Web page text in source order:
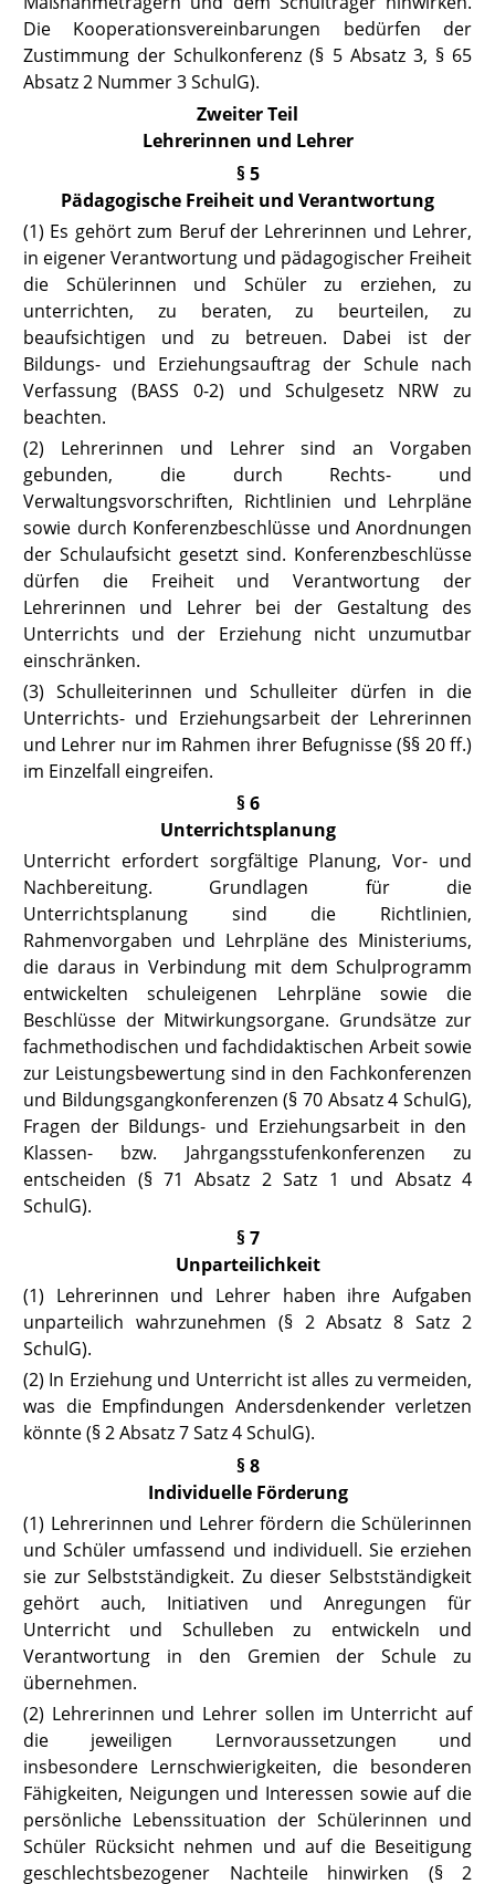
Die Kooperationsvereinbarungen bedürfen der
Zustimmung der Schulkonferenz (§ 5 Absatz 3, § 65
Absatz 2 Nummer 3 SchulG).
Zweiter Teil
Lehrerinnen und Lehrer
§ 5
Pädagogische Freiheit und Verantwortung
(1) Es gehört zum Beruf der Lehrerinnen und Lehrer,
in eigener Verantwortung und pädagogischer Freiheit
die Schülerinnen und Schüler zu erziehen, zu
unterrichten, zu beraten, zu beurteilen, zu
beaufsichtigen und zu betreuen. Dabei ist der
Bildungs- und Erziehungsauftrag der Schule nach
Verfassung (BASS 0-2) undSchulgesetz NRW zu
beachten.
(2) Lehrerinnen und Lehrer sind an Vorgaben
gebunden, die durch Rechts- und
Verwaltungsvorschriften, Richtlinien und Lehrpläne
sowie durch Konferenzbeschlüsse und Anordnungen
der Schulaufsicht gesetzt sind. Konferenzbeschlüsse
dürfen die Freiheit und Verantwortung der
Lehrerinnen und Lehrer bei der Gestaltung des
Unterrichts und der Erziehung nicht unzumutbar
einschränken.
(3) Schulleiterinnen und Schulleiter dürfen in die
Unterrichts- und Erziehungsarbeit der Lehrerinnen
und Lehrer nur im Rahmen ihrer Befugnisse (§§ 20 ff.)
im Einzelfall eingreifen.
§ 6
Unterrichtsplanung
Unterricht erfordert sorgfältige Planung, Vor- und
Nachbereitung. Grundlagen für die
Unterrichtsplanung sind die Richtlinien,
Rahmenvorgaben und Lehrpläne des Ministeriums,
die daraus in Verbindung mit dem Schulprogramm
entwickelten schuleigenen Lehrpläne sowie die
Beschlüsse der Mitwirkungsorgane. Grundsätze zur
fachmethodischen und fachdidaktischen Arbeit sowie
zur Leistungsbewertung sind in den Fachkonferenzen
und Bildungsgangkonferenzen(§ 70 Absatz 4 SchulG),
Fragen der Bildungs- und Erziehungsarbeit in den
Klassen- bzw. Jahrgangsstufenkonferenzen zu
entscheiden (§ 71 Absatz 2 Satz 1
und Absatz 4
SchulG).
§ 7
Unparteilichkeit
(1) Lehrerinnen und Lehrer haben ihre Aufgaben
unparteilich wahrzunehmen (§ 2 Absatz 8 Satz 2
SchulG).
(2) In Erziehung und Unterricht ist alles zu vermeiden,
was die Empfindungen Andersdenkender verletzen
könnte (§ 2 Absatz 7 Satz 4 SchulG).
§ 8
Individuelle Förderung
(1) Lehrerinnen und Lehrer fördern die Schülerinnen
und Schüler umfassend und individuell. Sie erziehen
sie zur Selbstständigkeit. Zu dieser Selbstständigkeit
gehört auch, Initiativen und Anregungen für
Unterricht und Schulleben zu entwickeln und
Verantwortung in den Gremien der Schule zu
übernehmen.
(2) Lehrerinnen und Lehrer sollen im Unterricht auf
die jeweiligen Lernvoraussetzungen und
insbesondere Lernschwierigkeiten, die besonderen
Fähigkeiten, Neigungen und Interessen sowie auf die
persönliche Lebenssituation der Schülerinnen und
Schüler Rücksicht nehmen und auf die Beseitigung
geschlechtsbezogener Nachteile hinwirken (§ 2